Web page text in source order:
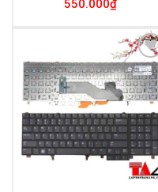
550.000₫
Add to
Wishlist